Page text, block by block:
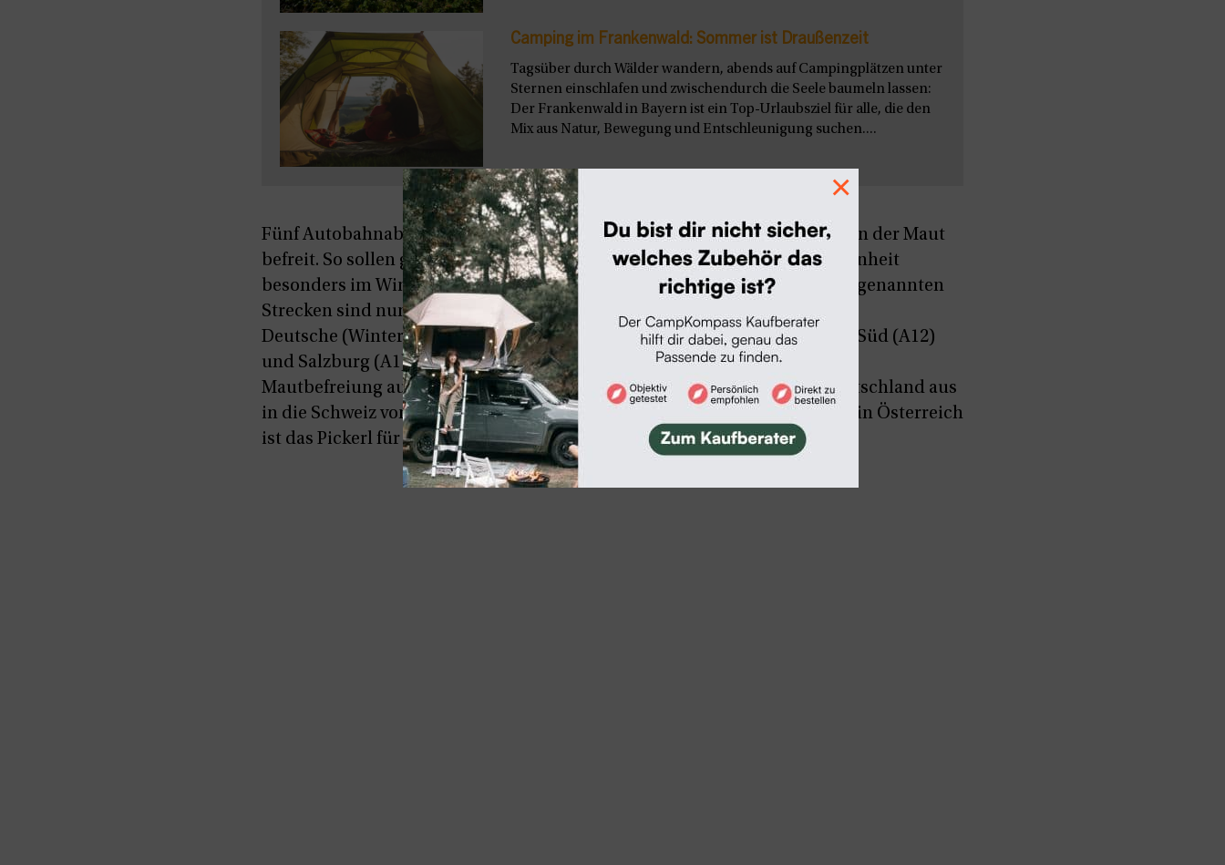
Camping im Frankenwald: Sommer ist Draußenzeit
Tagsüber durch Wälder wandern, abends auf Campingplätzen unter
Sternen einschlafen und zwischendurch die Seele baumeln lassen:
Der Frankenwald in Bayern ist ein Top-Urlaubsziel für alle, die den
Mix aus Natur, Bewegung und Entschleunigung suchen....
Fünf Autobahnabschnitte in Österreich sind ab dem 15. Dezember 2019 von der Maut
befreit. So sollen grenznahe Gemeinden entlastet werden, die in Vergangenheit
besonders im Winter vom Mautausweichverkehr betroffen waren. Auf den genannten
Strecken sind nun keine Vignetten mehr nötig.
Deutsche (Winter-)Urlauber reisen dann ohne Vignettenkauf bis Kufstein-Süd (A12)
und Salzburg (A1) mautfrei nach Österreich. Außerdem ermöglichte die
Mautbefreiung auf der Vorarlberger Autobahn A14 die freie Fahrt von Deutschland aus
in die Schweiz von Hörbranz bis Hohenems. Für alle anderen Autobahnen in Österreich
ist das Pickerl für Fahrzeuge bis 3,5 Tonnen obligatorisch.
×